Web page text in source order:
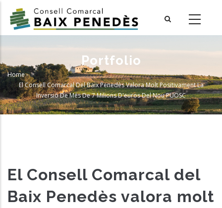
main
Portfolio
Breadcrumb
Home-
El Consell Comarcal Del Baix Penedès Valora Molt Positivament La
Inversió De Més De 7 Milions D'euros Del Nou PUOSC
El Consell Comarcal del
Baix Penedès valora molt